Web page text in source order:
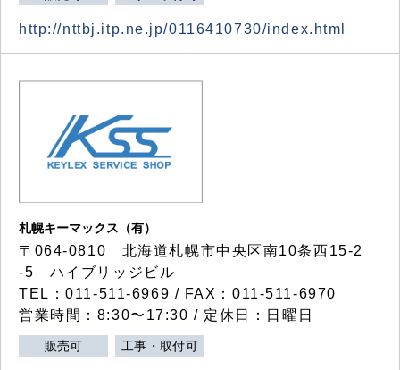
http://nttbj.itp.ne.jp/0116410730/index.html
札幌キーマックス（有）
〒064-0810 北海道札幌市中央区南10条西15-2
-5 ハイブリッジビル
TEL：011-511-6969 / FAX：011-511-6970
営業時間：8:30〜17:30 / 定休日：日曜日
販売可 工事・取付可